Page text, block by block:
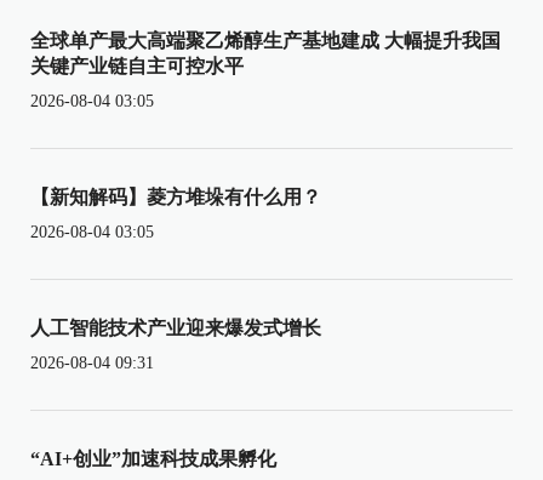
全球单产最大高端聚乙烯醇生产基地建成 大幅提升我国
关键产业链自主可控水平
2026-08-04 03:05
【新知解码】菱方堆垛有什么用？
2026-08-04 03:05
人工智能技术产业迎来爆发式增长
2026-08-04 09:31
“AI+创业”加速科技成果孵化